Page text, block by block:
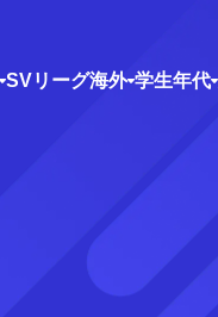
SVリーグ海外 学生年代